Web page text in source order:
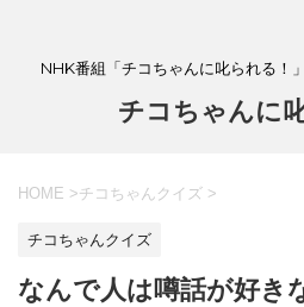
NHK番組「チコちゃんに叱られる！
チコちゃんに
HOME >チコちゃんクイズ >
チコちゃんクイズ
なんで人は噂話が好き